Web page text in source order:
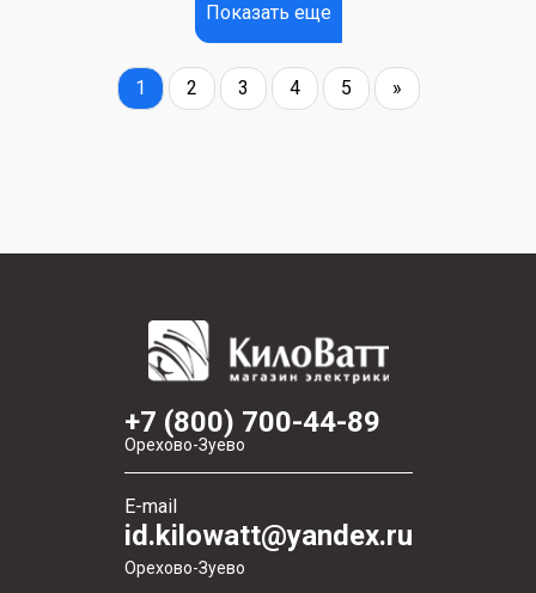
Показать еще
1 2 3 4 5 »
+7 (800) 700-44-89
Орехово-Зуево
E-mail
id.kilowatt@yandex.ru
Орехово-Зуево